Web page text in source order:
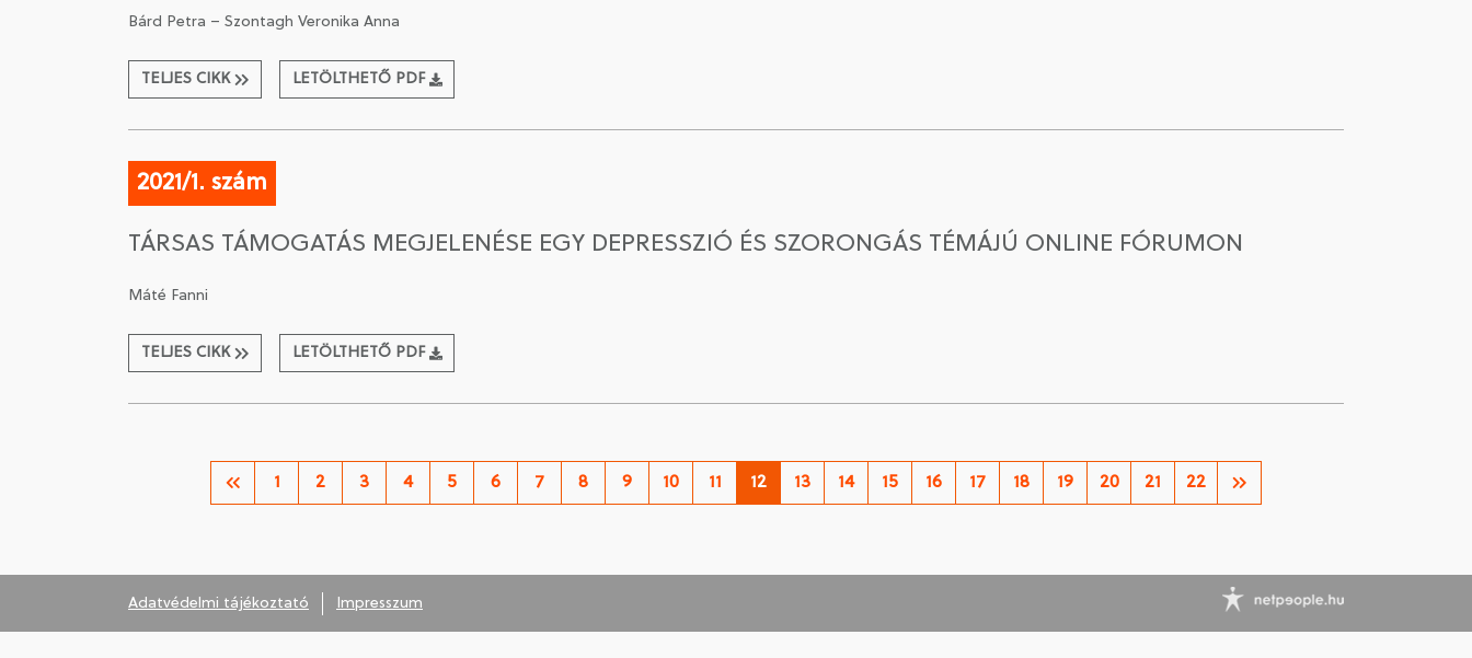
Bárd Petra – Szontagh Veronika Anna
TELJES CIKK LETÖLTHETŐ PDF
2021/1. szám
TÁRSAS TÁMOGATÁS MEGJELENÉSE EGY DEPRESSZIÓ ÉS SZORONGÁS TÉMÁJÚ ONLINE FÓRUMON
Máté Fanni
TELJES CIKK LETÖLTHETŐ PDF
1 2 3 4 5 6 7 8 9 10 11 12 13 14 15 16 17 18 19 20 21 22
Adatvédelmi tájékoztató Impresszum